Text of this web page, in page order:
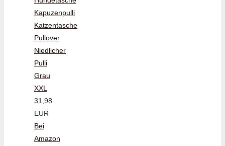
Kapuzenpulli
Katzentasche
Pullover
Niedlicher
Pulli
Grau
XXL
31,98
EUR
Bei
Amazon